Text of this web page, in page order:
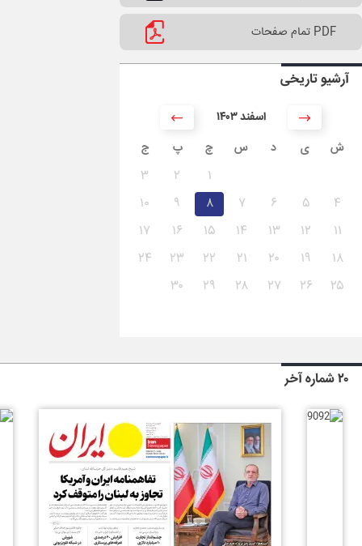
PDF تمام صفحات
آرشیو تاریخی
۱۴۰۳ اسفند
ش
ی د س چ پ ج
۱ ۲
۳
۴
۵ ۶ ۷ ۸ ۹
۱۰
۱۱
۱۲ ۱۳ ۱۴ ۱۵ ۱۶
۱۷
۱۸
۱۹ ۲۰ ۲۱ ۲۲ ۲۳
۲۴
۲۵
۲۶ ۲۷ ۲۸ ۲۹ ۳۰
۲۰ شماره آخر